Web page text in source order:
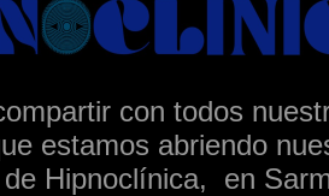
con todos
estamos abriendo
Hipnoclínica, en